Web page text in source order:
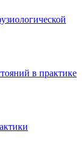
в практике